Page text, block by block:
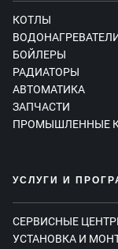
КОТЛЫ
БОЙЛЕРЫ
РАДИАТОРЫ
АВТОМАТИКА
ЗАПЧАСТИ
ПРОМЫШЛЕННЫЕ
УСЛУГИ И
СЕРВИСНЫЕ
УСТАНОВКА И